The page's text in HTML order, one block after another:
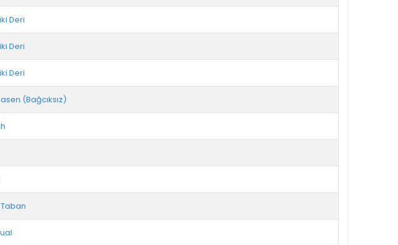
Deri
Deri
Deri
(Bağcıksız)